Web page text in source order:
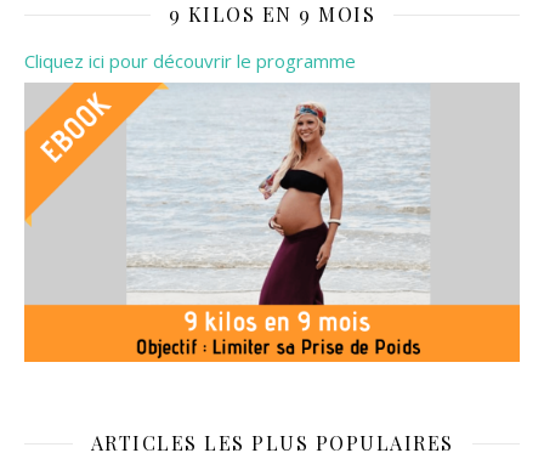
9 KILOS EN 9 MOIS
Cliquez ici pour découvrir le programme
ARTICLES LES PLUS POPULAIRES